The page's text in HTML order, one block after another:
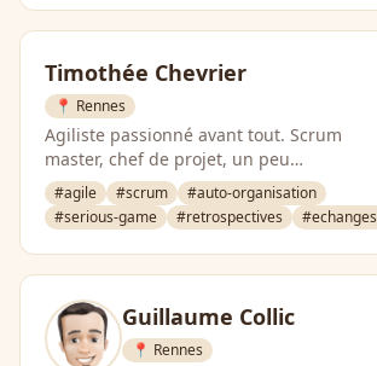
Timothée Chevrier
📍 Rennes
Agiliste passionné avant tout. Scrum
master, chef de projet, un peu
développeur… Je suis un optimiste
passioné …
#agile #scrum
#auto-organisation
#serious-game
#retrospectives #echanges
Guillaume Collic
📍 Rennes